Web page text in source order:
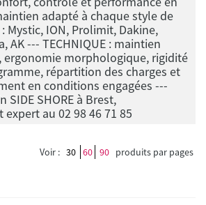
adapté à chaque style de
: Mystic, ION, Prolimit, Dakine,
AK --- TECHNIQUE : maintien
morphologique, rigidité
répartition des charges et
en conditions engagées ---
SIDE SHORE à Brest,
au 02 98 46 71 85
Voir : 30 60 90 produits par pages